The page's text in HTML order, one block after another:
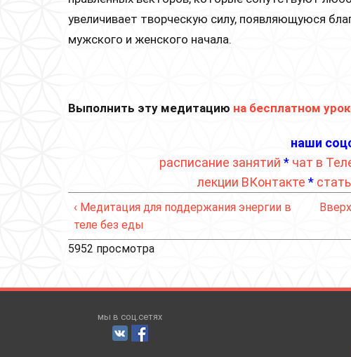
увеличивает творческую силу, появляющуюся
мужского и женского начала.
Выполнить эту медитацию на бесплатном
наши
расписание занятий * чат в
лекции ВКонтакте *
‹ Медитация для поддержания энергии в
теле без еды
Вверх
5952 просмотра
мы в соц.сетях